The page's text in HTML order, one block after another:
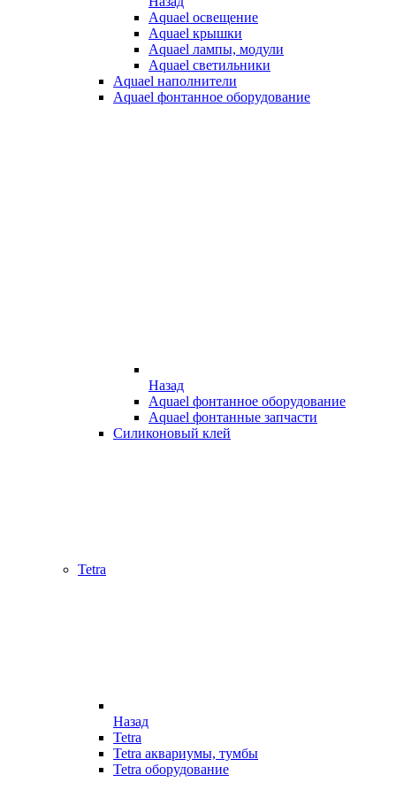
Aquael освещение
Aquael крышки
Aquael лампы, модули
Aquael светильники
Aquael наполнители
Aquael фонтанное оборудование
Назад
Aquael фонтанное оборудование
Aquael фонтанные запчасти
Силиконовый клей
Tetra
Назад
Tetra
Tetra аквариумы, тумбы
Tetra оборудование